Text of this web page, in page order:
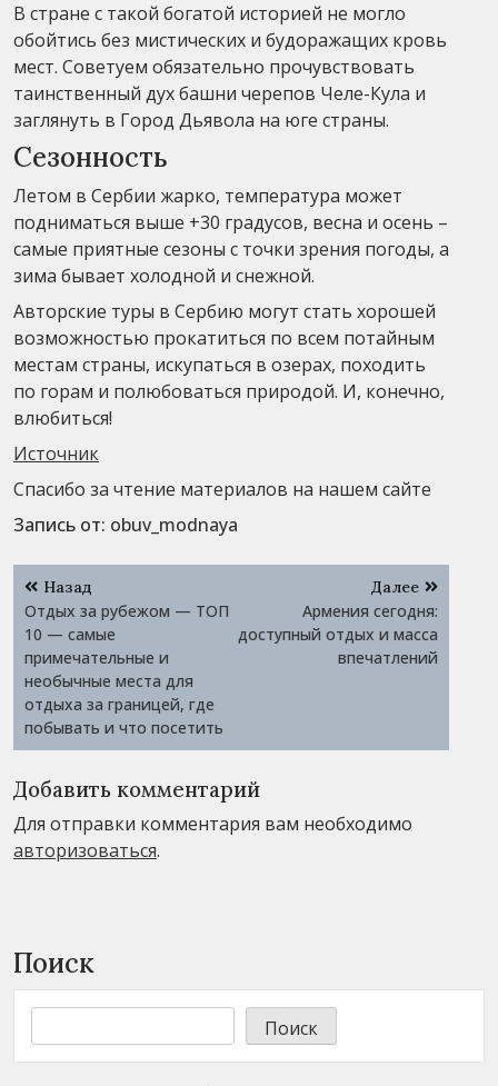
В стране с такой богатой историей не могло
обойтись без мистических и будоражащих кровь
мест. Советуем обязательно прочувствовать
таинственный дух башни черепов Челе-Кула и
заглянуть в Город Дьявола на юге страны.
Сезонность
Летом в Сербии жарко, температура может
подниматься выше +30 градусов, весна и осень –
самые приятные сезоны с точки зрения погоды, а
зима бывает холодной и снежной.
Авторские туры в Сербию могут стать хорошей
возможностью прокатиться по всем потайным
местам страны, искупаться в озерах, походить
по горам и полюбоваться природой. И, конечно,
влюбиться!
Источник
Спасибо за чтение материалов на нашем сайте
Запись от: obuv_modnaya
Навигация
по
записям
Назад
Отдых за рубежом — ТОП
10 — самые
примечательные и
необычные места для
отдыха за границей, где
побывать и что посетить
Далее
Армения сегодня:
доступный отдых и масса
впечатлений
Добавить комментарий
Для отправки комментария вам необходимо
авторизоваться.
Поиск
Поиск